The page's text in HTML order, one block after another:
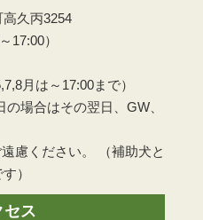
久丙3254
17:00）
月は～17:00まで）
場合はその翌日、GW、
慮ください。 （補助犬と
）
セス